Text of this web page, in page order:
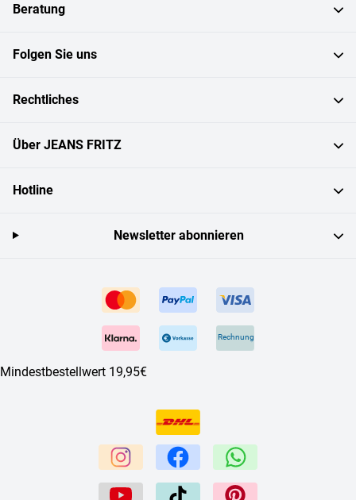
Beratung
Folgen Sie uns
Rechtliches
Über JEANS FRITZ
Hotline
Rechnung
Mindestbestellwert 19,95€
Newsletter abonnieren